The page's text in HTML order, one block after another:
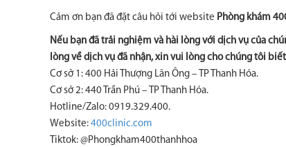
Cảm ơn bạn đã đặt câu hỏi tới website Phòng khám
Nếu bạn đã trải nghiệm và hài lòng với dịch vụ của
lòng về dịch vụ đã nhận, xin vui lòng cho chúng tôi
Cơ sở 1: 400 Hải Thượng Lãn Ông – TP Thanh Hóa.
Cơ sở 2: 440 Trần Phú – TP Thanh Hóa.
Hotline/Zalo: 0919.329.400.
Website: 400clinic.com
Tiktok: @Phongkham400thanhhoa